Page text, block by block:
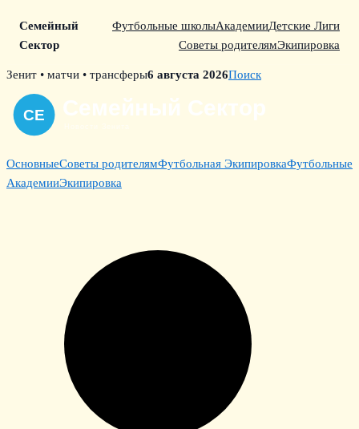
Семейный
Сектор
Футбольные школыАкадемииДетские Лиги
Советы родителямЭкипировка
Skip
content
Зенит • матчи • трансферы6 августа 2026Поиск
ОсновныеСоветы родителямФутбольная ЭкипировкаФутбольные
АкадемииЭкипировка